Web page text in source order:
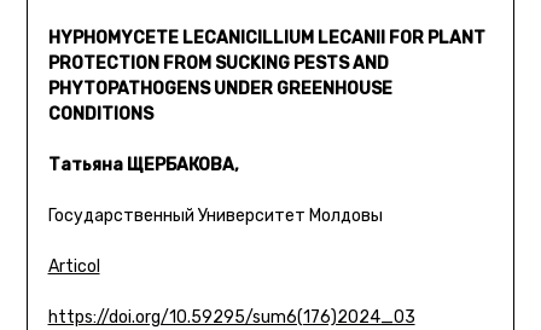
HYPHOMYCETE LECANICILLIUM LECANII FOR PLANT
PROTECTION FROM SUCKING PESTS AND
PHYTOPATHOGENS UNDER GREENHOUSE
CONDITIONS
Татьяна ЩЕРБАКОВА,
Государственный Университет Молдовы
Articol
https://doi.org/10.59295/sum6(176)2024_03